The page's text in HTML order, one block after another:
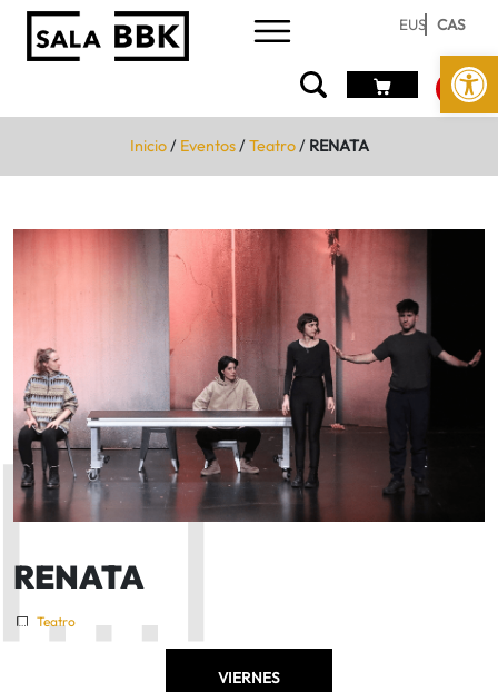
Abrir
EUS CAS
Inicio/ Eventos/Teatro/ RENATA
RENATA
Teatro
VIERNES